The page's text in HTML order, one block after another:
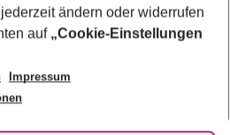
ändern oder widerrufen
auf „Cookie-Einstellungen
Impressum